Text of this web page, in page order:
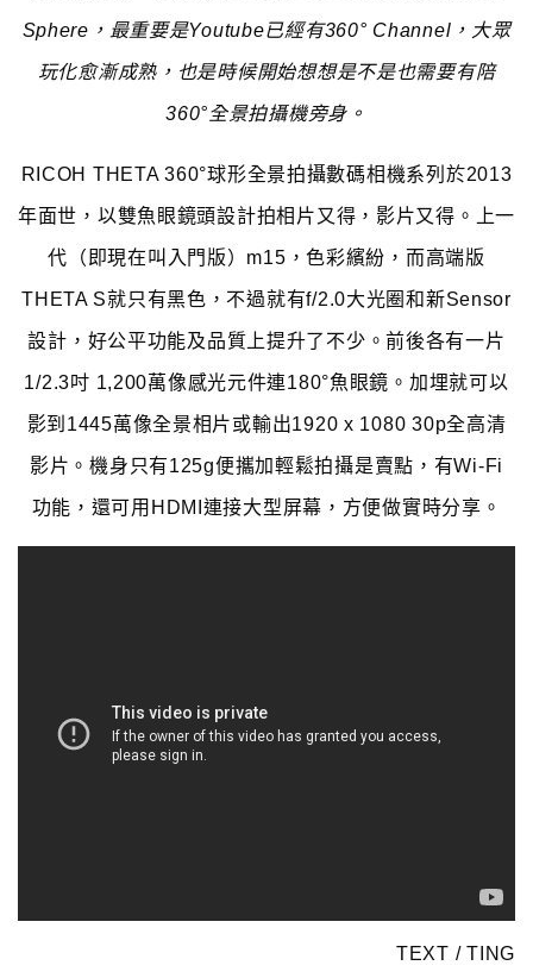
Sphere，最重要是Youtube已經有360° Channel，大眾
玩化愈漸成熟，也是時候開始想想是不是也需要有陪
360°全景拍攝機旁身。
RICOH THETA 360°球形全景拍攝數碼相機系列於2013
年面世，以雙魚眼鏡頭設計拍相片又得，影片又得。上一
代（即現在叫入門版）m15，色彩繽紛，而高端版
THETA S就只有黑色，不過就有f/2.0大光圈和新Sensor
設計，好公平功能及品質上提升了不少。前後各有一片
1/2.3吋 1,200萬像感光元件連180°魚眼鏡。加埋就可以
影到1445萬像全景相片或輸出1920 x 1080 30p全高清
影片。機身只有125g便攜加輕鬆拍攝是賣點，有Wi-Fi
功能，還可用HDMI連接大型屏幕，方便做實時分享。
TEXT / TING